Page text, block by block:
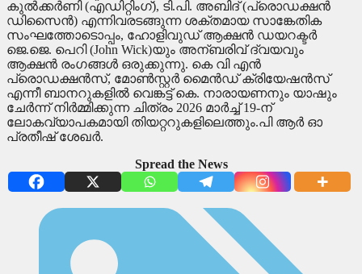
കുൽക്കർണി (എഡിറ്റിംഗ്), ടി.പി. അബിദ് (പ്രൊഡക്ഷൻ
ഡിസൈൻ) എന്നിവരടങ്ങുന്ന ശക്തമായ സാങ്കേതിക
സംഘത്തോടൊപ്പം, ഹോളിവുഡ് ആക്ഷൻ ഡയറക്ടർ
ജെ.ജെ. പെറി (John Wick)യും അന്ബരിവ് ദ്വയവും
ആക്ഷൻ രംഗങ്ങൾ ഒരുക്കുന്നു. കെ വി എൻ
പ്രൊഡക്ഷൻസ്, മോൺസ്റ്റർ മൈൻഡ് ക്രിയേഷൻസ്
എന്നീ ബാനറുകളിൽ വെങ്കട്ട് കെ. നാരായണനും യാഷും
ചേർന്ന് നിർമ്മിക്കുന്ന ചിത്രം 2026 മാർച്ച് 19-ന്
ലോകവ്യാപകമായി തിയറ്ററുകളിലെത്തും.പി ആർ ഓ
പ്രതീഷ് ശേഖർ.
Spread the News